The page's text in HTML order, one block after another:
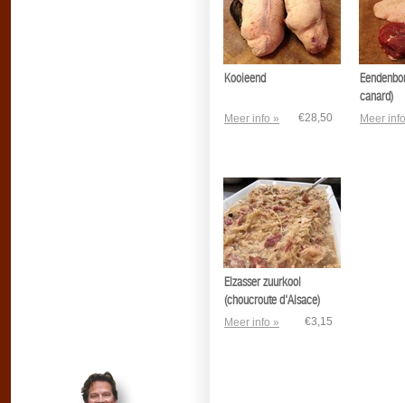
Kooieend
Meer info » €28,50
canard)
Meer
Elzasser zuurkool
(choucroute d'Alsace)
Meer info » €3,15